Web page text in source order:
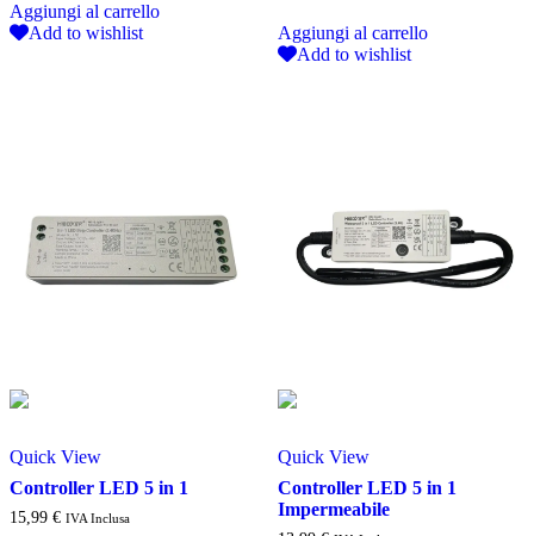
Aggiungi al carrello
Add to wishlist
Aggiungi al carrello
Add to wishlist
Quick View
Controller LED 5 in 1
15,99 € IVA Inclusa
Quick View
Controller LED 5 in 1
Impermeabile